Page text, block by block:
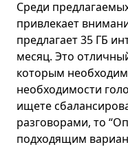
Среди
привлекает
предлагает 35 ГБ
месяц. Это
которым
необходимости
ищете
разговорами, то
подходящим